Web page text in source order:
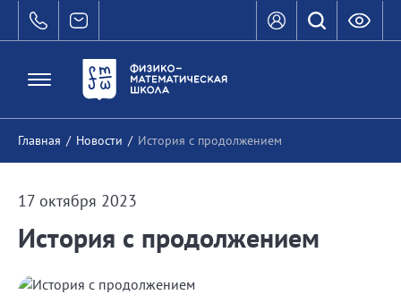
Главная / Новости / История с продолжением
17 октября 2023
История с продолжением